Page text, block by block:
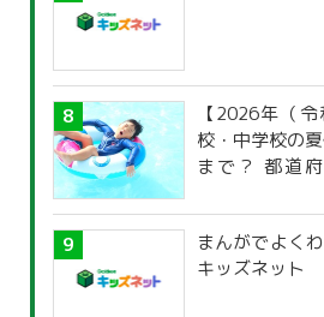
【2026年（
校・中学校の
まで？ 都道
まんがでよく
キッズネット